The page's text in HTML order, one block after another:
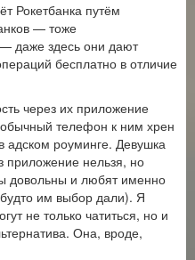
Рокетбанка путём
— тоже
даже здесь они дают
бесплатно в отличие
через их приложение
телефон к ним хрен
адском роуминге. Девушка
приложение нельзя, но
довольны и любят именно
будто им выбор дали). Я
не только чатиться, но и
Она, вроде,